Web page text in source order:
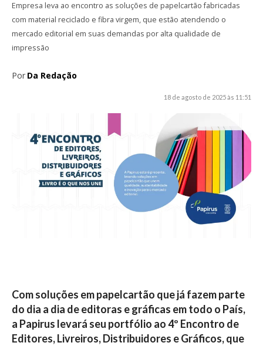
Empresa leva ao encontro as soluções de papelcartão fabricadas
com material reciclado e fibra virgem, que estão atendendo o
mercado editorial em suas demandas por alta qualidade de
impressão
Por Da Redação
18 de agosto de 2025 às 11:51
Com soluções em papelcartão que já fazem parte
do dia a dia de editoras e gráficas em todo o País,
a Papirus levará seu portfólio ao 4º Encontro de
Editores, Livreiros, Distribuidores e Gráficos, que